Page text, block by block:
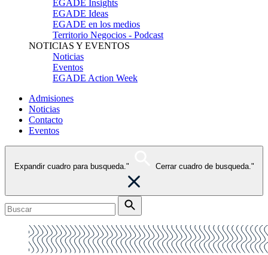
EGADE Insights
EGADE Ideas
EGADE en los medios
Territorio Negocios - Podcast
NOTICIAS Y EVENTOS
Noticias
Eventos
EGADE Action Week
Admisiones
Noticias
Contacto
Eventos
Expandir cuadro para busqueda." Cerrar cuadro de busqueda."